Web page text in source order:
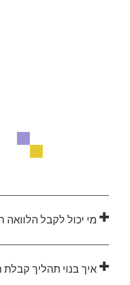
מי יכול לקבל הלוואה
איך בנוי תהליך קבלת